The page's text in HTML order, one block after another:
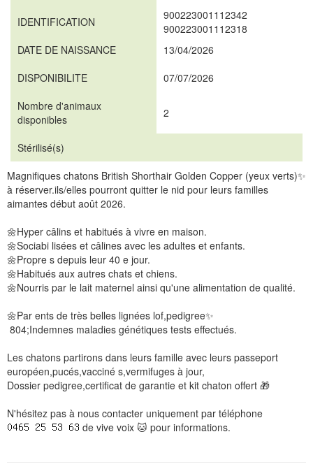
IDENTIFICATION
900223001112342
900223001112318
DATE DE NAISSANCE
13/04/2026
DISPONIBILITE
07/07/2026
Nombre d'animaux
disponibles
2
Stérilisé(s)
Magnifiques chatons British Shorthair Golden Copper (yeux verts)✨️
à réserver.ils/elles pourront quitter le nid pour leurs familles
aimantes début août 2026.
🌼Hyper câlins et habitués à vivre en maison.
🌼Sociabi lisées et câlines avec les adultes et enfants.
🌼Propre s depuis leur 40 e jour.
🌼Habitués aux autres chats et chiens.
🌼Nourris par le lait maternel ainsi qu'une alimentation de qualité.
🌼Par ents de très belles lignées lof,pedigree✨️
 804;Indemnes maladies génétiques tests effectués.
Les chatons partirons dans leurs famille avec leurs passeport
européen,pucés,vacciné s,vermifuges à jour,
Dossier pedigree,certificat de garantie et kit chaton offert 🎁
N'hésitez pas à nous contacter uniquement par téléphone
de vive voix 🐱 pour informations.